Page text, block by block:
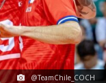
@TeamChile_COCH